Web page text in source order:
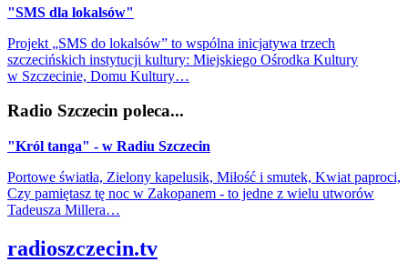
"SMS dla lokalsów"
Projekt „SMS do lokalsów” to wspólna inicjatywa trzech
szczecińskich instytucji kultury: Miejskiego Ośrodka Kultury
w Szczecinie, Domu Kultury…
Radio Szczecin poleca...
"Król tanga" - w Radiu Szczecin
Portowe światła, Zielony kapelusik, Miłość i smutek, Kwiat paproci,
Czy pamiętasz tę noc w Zakopanem - to jedne z wielu utworów
Tadeusza Millera…
radioszczecin.tv